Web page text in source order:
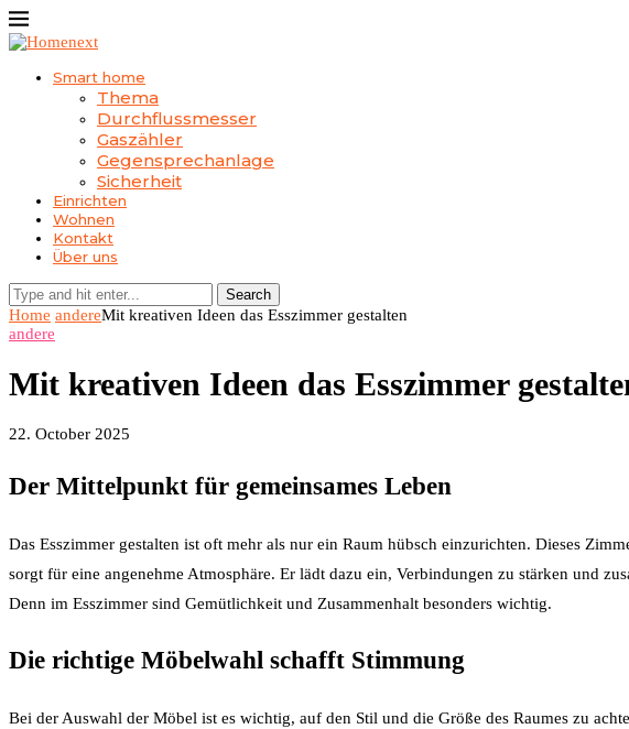
Smart home
Thema
Durchflussmesser
Gaszähler
Gegensprechanlage
Sicherheit
Einrichten
Wohnen
Kontakt
Über uns
Search
Home andereMit kreativen Ideen das Esszimmer gestalten
andere
Mit kreativen Ideen das Esszimmer
22. October 2025
Der Mittelpunkt für gemeinsames Leben
Das Esszimmer gestalten ist oft mehr als nur ein Raum hübsch einzurichten. Dieses
sorgt für eine angenehme Atmosphäre. Er lädt dazu ein, Verbindungen zu stärken und
Denn im Esszimmer sind Gemütlichkeit und Zusammenhalt besonders wichtig.
Die richtige Möbelwahl schafft Stimmung
Bei der Auswahl der Möbel ist es wichtig, auf den Stil und die Größe des Raumes zu